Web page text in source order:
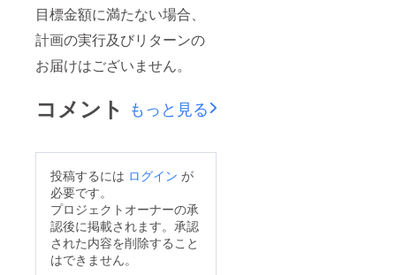
目標金額に満たない場合、
計画の実行及びリターンの
お届けはございません。
コメント もっと見る
投稿するには ログイン が
必要です。
プロジェクトオーナーの承
認後に掲載されます。承認
された内容を削除すること
はできません。